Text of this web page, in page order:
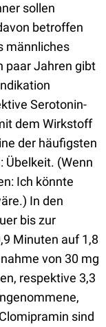
sollen
betroffen
männliches
paar Jahren gibt
Serotonin-
dem Wirkstoff
der häufigsten
Übelkeit. (Wenn
Ich könnte
In den
bis zur
Minuten auf 1,8
von 30 mg
respektive 3,3
sind